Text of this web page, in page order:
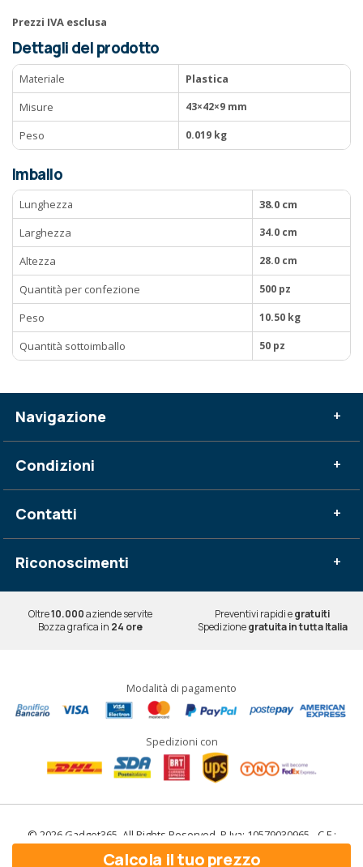
Prezzi IVA esclusa
Dettagli del prodotto
Materiale
Plastica
Misure
43×42×9 mm
Peso 0.019 kg
Imballo
Lunghezza
38.0 cm
Larghezza
34.0 cm
Altezza 28.0 cm
Quantità per confezione 500 pz
Peso 10.50 kg
Quantità sottoimballo 50 pz
Navigazione +
Condizioni +
Contatti +
Riconoscimenti +
Oltre10.000aziende servite Preventivi rapidi egratuiti
Bozza grafica in 24 ore Spedizionegratuita in tutta Italia
Modalità di pagamento
Spedizioni con
© 2026 Gadget365. All Rights Reserved. P.Iva: 10579030965 - C.F.:
10579030965
Calcola il tuo prezzo